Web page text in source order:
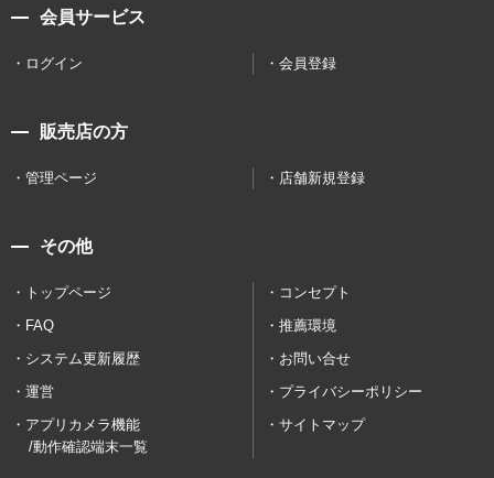
会員サービス
ログイン 会員登録
販売店の方
管理ページ 店舗新規登録
その他
トップページ
コンセプト
FAQ
推薦環境
システム更新履歴
お問い合せ
運営
プライバシーポリシー
アプリカメラ機能
/動作確認端末一覧
サイトマップ